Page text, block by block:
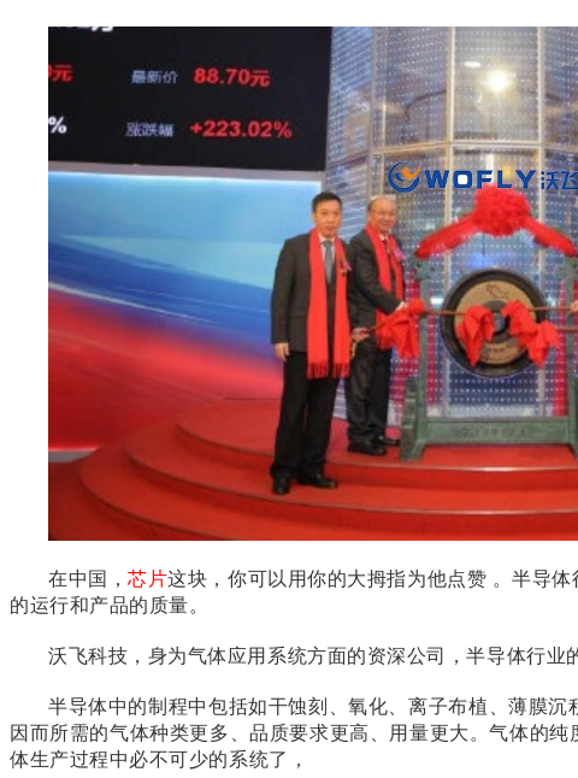
在中国，芯片这块，你可以用你的大拇指为他点赞 。半导
的运行和产品的质量。
沃飞科技，身为气体应用系统方面的资深公司，半导体行业
半导体中的制程中包括如干蚀刻、氧化、离子布植、薄膜
因而所需的气体种类更多、品质要求更高、用量更大。气体的纯
体生产过程中必不可少的系统了，